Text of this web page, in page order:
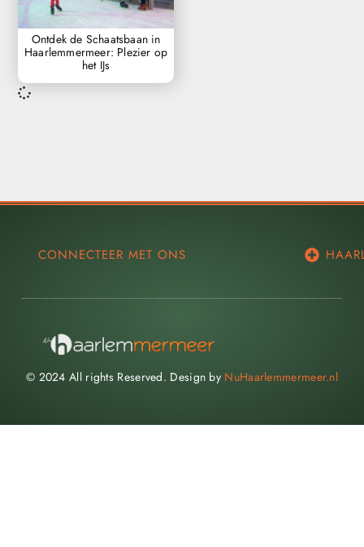
Ontdek de Schaatsbaan in
Haarlemmermeer: Plezier op
het IJs
CONNECTEER MET ONS
© 2024 All rights Reserved. Design by NuHaarlemmermeer.nl